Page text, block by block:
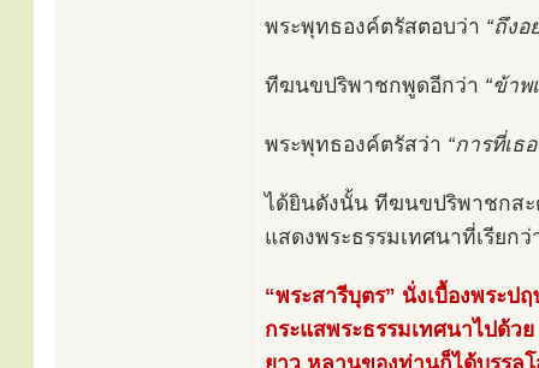
พระพุทธองค์ตรัสตอบว่า “ถึงอ
ทีฆนขปริพาชกพูดอีกว่า “ข้าพ
พระพุทธองค์ตรัสว่า “การที่เธ
ได้ยินดังนั้น ทีฆนขปริพาชกสะ
แสดงพระธรรมเทศนาที่เรียก
“พระสารีบุตร” นั่งเบื้องพระ
กระแสพระธรรมเทศนาไปด้
ยาว หลานของท่านก็ได้บรรลุ